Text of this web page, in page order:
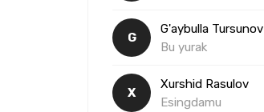
G
G'aybulla Tursunov
Bu yurak
X
Xurshid Rasulov
Esingdamu